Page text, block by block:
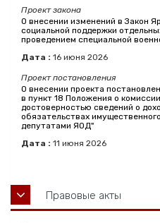
Проект закона
О внесении изменений в Закон
социальной поддержки
проведением специальной
Дата : 16 июня 2026
Проект постановления
О внесении проекта
в пункт 18 Положения о
достоверностью сведений о
обязательствах
депутатами ЯОД"
Дата : 11 июня 2026
Правовые акты